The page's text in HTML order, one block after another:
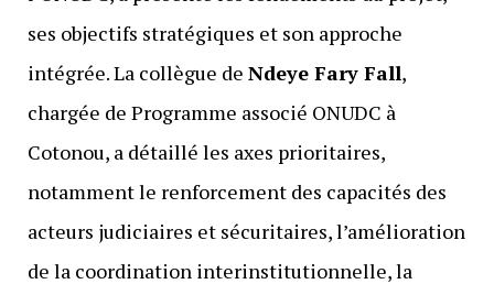
ses objectifs stratégiques et son approche
intégrée. La collègue de Ndeye Fary Fall,
chargée de Programme associé ONUDC à
Cotonou, a détaillé les axes prioritaires,
notamment le renforcement des capacités des
acteurs judiciaires et sécuritaires, l’amélioration
de la coordination interinstitutionnelle, la